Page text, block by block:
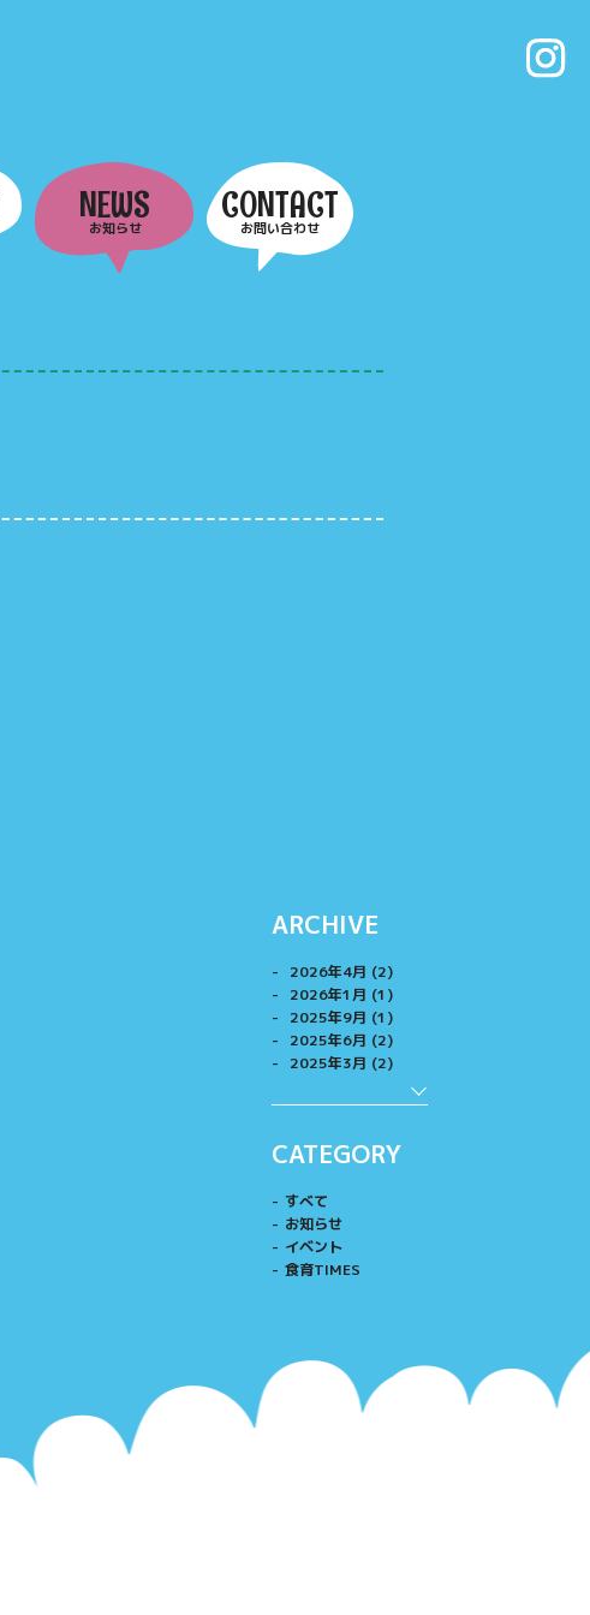
NEWS
お知らせ
CONTACT
お問い合わせ
ARCHIVE
2026年4月 (2)
2026年1月 (1)
2025年9月 (1)
2025年6月 (2)
2025年3月 (2)
CATEGORY
すべて
お知らせ
イベント
食育TIMES